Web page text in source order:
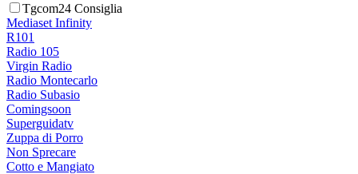
Tgcom24 Consiglia
Mediaset Infinity
R101
Radio 105
Virgin Radio
Radio Montecarlo
Radio Subasio
Comingsoon
Superguidatv
Zuppa di Porro
Non Sprecare
Cotto e Mangiato